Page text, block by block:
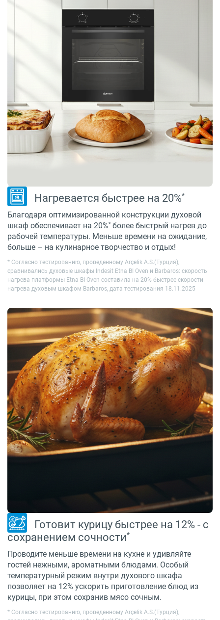
Нагревается быстрее на 20%*
Благодаря оптимизированной конструкции духовой
шкаф обеспечивает на 20%* более быстрый нагрев до
рабочей температуры. Меньше времени на ожидание,
больше – на кулинарное творчество и отдых!
* Cогласно тестированию, проведенному Arçelik A.S.(Турция),
сравнивались духовые шкафы Indesit Etna BI Oven и Barbaros: скорость
нагрева платформы Etna BI Oven составила на 20% быстрее скорости
нагрева духовым шкафом Barbaros, дата тестирования 18.11.2025
Готовит курицу быстрее на 12% - с
сохранением сочности*
Проводите меньше времени на кухне и удивляйте
гостей нежными, ароматными блюдами. Особый
температурный режим внутри духового шкафа
позволяет на 12% ускорить приготовление блюд из
курицы, при этом сохранив мясо сочным.
* Cогласно тестированию, проведенному Arçelik A.S.(Турция),